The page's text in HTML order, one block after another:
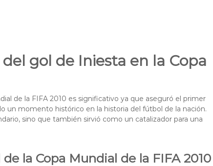
gol de Iniesta en la Copa
de la FIFA 2010 es significativo ya que aseguró el primer
un momento histórico en la historia del fútbol de la nación.
sino que también sirvió como un catalizador para una
la Copa Mundial de la FIFA 2010